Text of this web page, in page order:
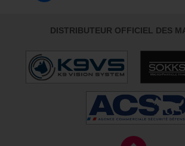
DISTRIBUTEUR OFFICIEL DES